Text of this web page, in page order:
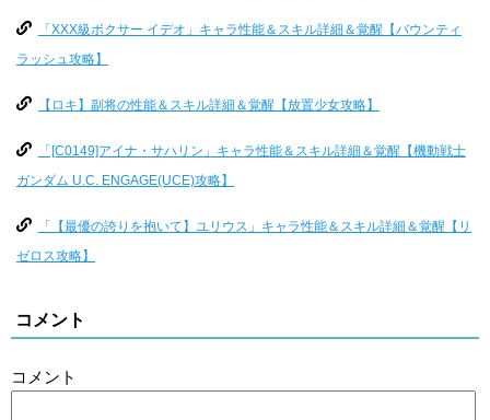
「XXX級ボクサー イデオ」キャラ性能＆スキル詳細＆覚醒【バウンティ
ラッシュ攻略】
【ロキ】副将の性能＆スキル詳細＆覚醒【放置少女攻略】
「[C0149]アイナ・サハリン」キャラ性能＆スキル詳細＆覚醒【機動戦士
ガンダム U.C. ENGAGE(UCE)攻略】
「【最優の誇りを抱いて】ユリウス」キャラ性能＆スキル詳細＆覚醒【リ
ゼロス攻略】
コメント
コメント